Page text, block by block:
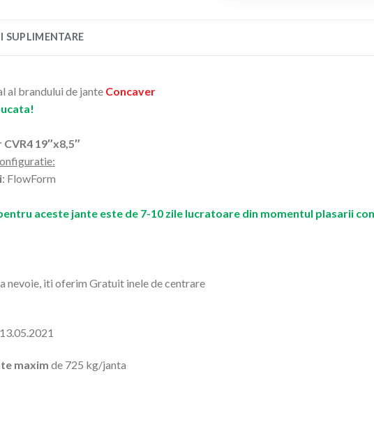
SUPLIMENTARE
al brandului de jante Concaver
19″x8,5″
: FlowForm
aceste jante este de 7-10 zile lucratoare din momentul plasarii
nevoie, iti oferim Gratuit inele de centrare
13.05.2021
maxim de 725 kg/janta